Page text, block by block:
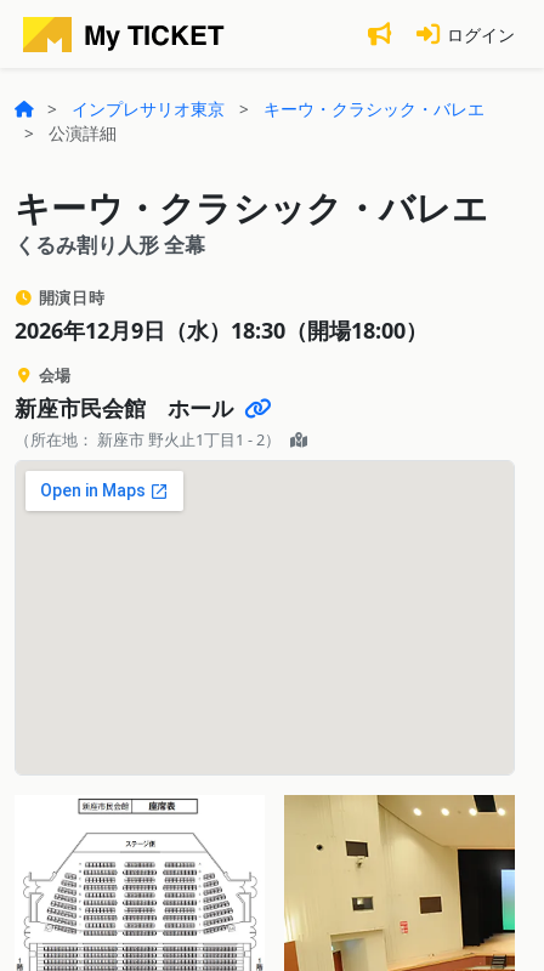
ログイン
インプレサリオ東京
キーウ・クラシック・バレエ
公演詳細
キーウ・クラシック・バレエ
くるみ割り人形 全幕
開演日時
2026年12月9日（水）18:30（開場18:00）
会場
新座市民会館 ホール
（所在地： 新座市 野火止1丁目1 - 2）